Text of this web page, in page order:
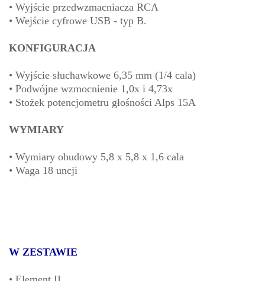
• Wyjście przedwzmacniacza RCA
• Wejście cyfrowe USB - typ B.
KONFIGURACJA
• Wyjście słuchawkowe 6,35 mm (1/4 cala)
• Podwójne wzmocnienie 1,0x i 4,73x
• Stożek potencjometru głośności Alps 15A
WYMIARY
• Wymiary obudowy 5,8 x 5,8 x 1,6 cala
• Waga 18 uncji
W ZESTAWIE